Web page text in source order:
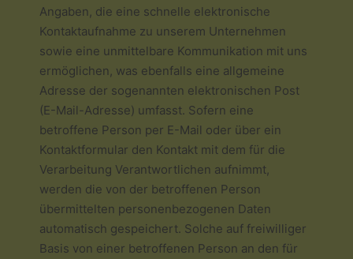
Angaben, die eine schnelle elektronische
Kontaktaufnahme zu unserem Unternehmen
sowie eine unmittelbare Kommunikation mit uns
ermöglichen, was ebenfalls eine allgemeine
Adresse der sogenannten elektronischen Post
(E-Mail-Adresse) umfasst. Sofern eine
betroffene Person per E-Mail oder über ein
Kontaktformular den Kontakt mit dem für die
Verarbeitung Verantwortlichen aufnimmt,
werden die von der betroffenen Person
übermittelten personenbezogenen Daten
automatisch gespeichert. Solche auf freiwilliger
Basis von einer betroffenen Person an den für